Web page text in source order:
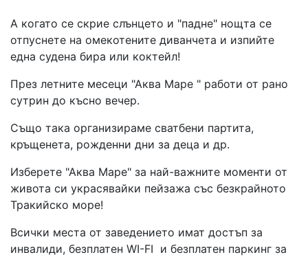
А когато се скрие слънцето и "падне" нощта се
отпуснете на омекотените диванчета и изпийте
една судена бира или коктейл!
През летните месеци "Аква Маре " работи от рано
сутрин до късно вечер.
Също така организираме сватбени партита,
кръщенета, рожденни дни за деца и др.
Изберете "Аква Маре" за най-важните моменти от
живота си украсявайки пейзажа със безкрайното
Тракийско море!
Всички места от заведението имат достъп за
инвалиди, безплатен WI-FI и безплатен паркинг за